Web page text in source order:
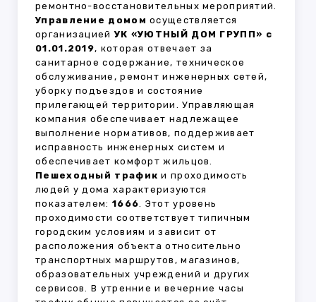
ремонтно-восстановительных мероприятий.
Управление домом осуществляется
организациейУК «УЮТНЫЙ ДОМ ГРУПП» с
01.01.2019, которая отвечает за
санитарное содержание, техническое
обслуживание, ремонт инженерных сетей,
уборку подъездов и состояние
прилегающей территории. Управляющая
компания обеспечивает надлежащее
выполнение нормативов, поддерживает
исправность инженерных систем и
обеспечивает комфорт жильцов.
Пешеходный трафик и проходимость
людей у дома характеризуются
показателем: 1666. Этот уровень
проходимости соответствует типичным
городским условиям и зависит от
расположения объекта относительно
транспортных маршрутов, магазинов,
образовательных учреждений и других
сервисов. В утренние и вечерние часы